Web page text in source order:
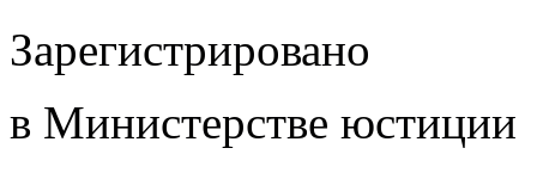
Зарегистрировано
в Министерстве юстиции